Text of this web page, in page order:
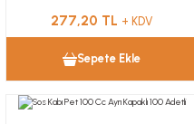
277,20 TL + KDV
Sepete Ekle